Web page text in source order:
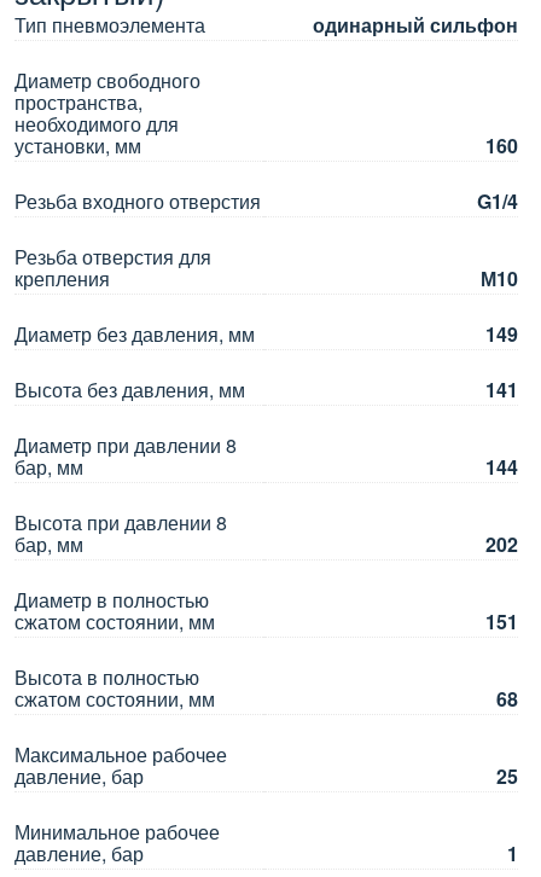
Тип пневмоэлемента
одинарный сильфон
Диаметр свободного
пространства,
необходимого для
установки, мм
160
Резьба входного отверстия
G1/4
Резьба отверстия для
крепления
М10
Диаметр без давления, мм
149
Высота без давления, мм
141
Диаметр при давлении 8
бар, мм
144
Высота при давлении 8
бар, мм
202
Диаметр в полностью
сжатом состоянии, мм
151
Высота в полностью
сжатом состоянии, мм
68
Максимальное рабочее
давление, бар
25
Минимальное рабочее
давление, бар 1